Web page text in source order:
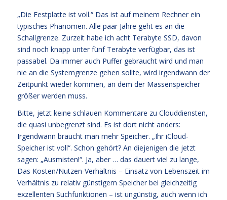
„Die Festplatte ist voll.“ Das ist auf meinem Rechner ein
typisches Phänomen. Alle paar Jahre geht es an die
Schallgrenze. Zurzeit habe ich acht Terabyte SSD, davon
sind noch knapp unter fünf Terabyte verfügbar, das ist
passabel. Da immer auch Puffer gebraucht wird und man
nie an die Systemgrenze gehen sollte, wird irgendwann der
Zeitpunkt wieder kommen, an dem der Massenspeicher
größer werden muss.
Bitte, jetzt keine schlauen Kommentare zu Clouddiensten,
die quasi unbegrenzt sind. Es ist dort nicht anders:
Irgendwann braucht man mehr Speicher. „Ihr iCloud-
Speicher ist voll“. Schon gehört? An diejenigen die jetzt
sagen: „Ausmisten!“. Ja, aber … das dauert viel zu lange,
Das Kosten/Nutzen-Verhältnis – Einsatz von Lebenszeit im
Verhältnis zu relativ günstigem Speicher bei gleichzeitig
exzellenten Suchfunktionen – ist ungünstig, auch wenn ich